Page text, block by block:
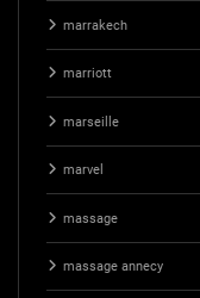
marrakech
marriott
marseille
marvel
massage
massage annecy